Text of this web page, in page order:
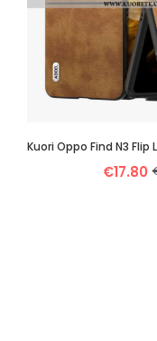
Kuori Oppo Find N3
€17.80